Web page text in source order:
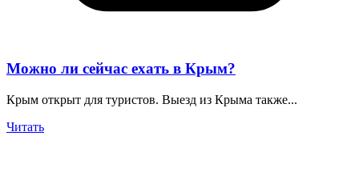
Можно ли сейчас ехать в Крым?
Крым открыт для туристов. Выезд из Крыма также...
Читать